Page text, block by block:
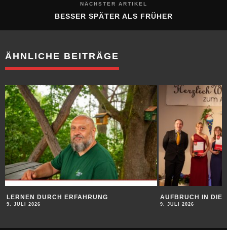
NÄCHSTER ARTIKEL
BESSER SPÄTER ALS FRÜHER
ÄHNLICHE BEITRÄGE
LERNEN DURCH ERFAHRUNG
9. JULI 2026
AUFBRUCH IN DIE
9. JULI 2026